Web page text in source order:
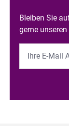
Bleiben Sie
gerne